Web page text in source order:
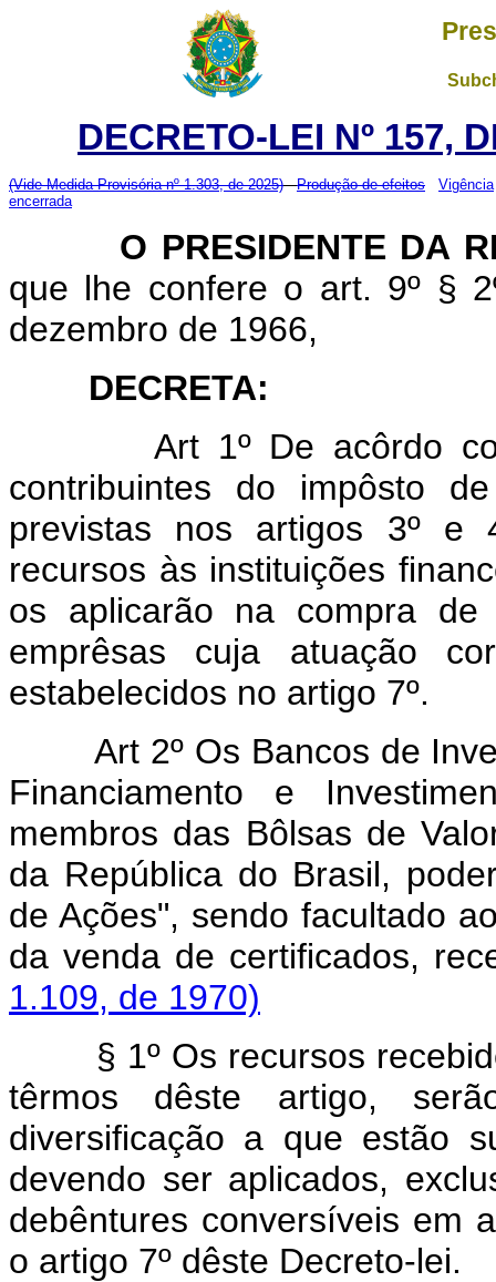
DECRETO-LEI Nº 157,
(Vide Medida Provisória nº 1.303, de 2025) Produção de efeitos
Vigência
encerrada
O PRESIDENTE DA
que lhe confere o art. 9º §
dezembro de 1966,
DECRETA:
Art 1º De acôrdo com
contribuintes do impôsto
previstas nos artigos 3º e
recursos às instituições
os aplicarão na compra
emprêsas cuja atuação
estabelecidos no artigo 7º.
Art 2º Os Bancos de
Financiamento e
membros das Bôlsas de
da República do Brasil,
de Ações", sendo facultado
da venda de certificados,
1.109, de 1970)
§ 1º Os recursos
têrmos dêste artigo,
diversificação a que estão
devendo ser aplicados,
debêntures conversíveis em
o artigo 7º dêste Decreto-lei.